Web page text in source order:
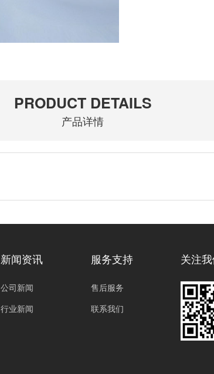
PRODUCT DETAILS
产品详情
新闻资讯
公司新闻
行业新闻
服务支持
售后服务
联系我们
关注